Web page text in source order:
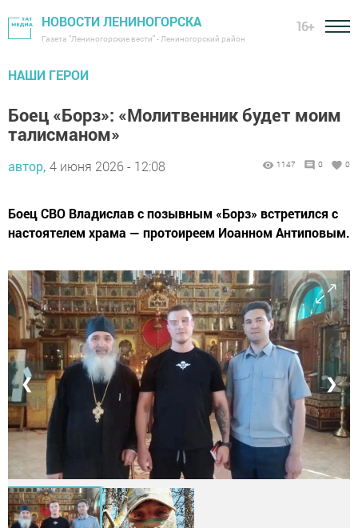
НОВОСТИ ЛЕНИНОГОРСКА
Газета "Лениногорские вести" - Лениногорский район
16+
НАШИ ГЕРОИ
Боец «Борз»: «Молитвенник будет моим
талисманом»
автор, 4 июня 2026 - 12:08 1147 0 0
Боец СВО Владислав с позывным «Борз» встретился с
настоятелем храма — протоиреем Иоанном Антиповым.
❮ ❯